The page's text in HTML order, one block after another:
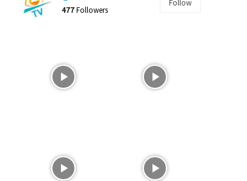
477Followers
Follow